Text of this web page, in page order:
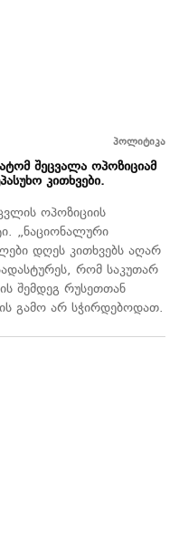
პოლიტიკა
შეცვალა ოპოზიციამ
კითხვები.
ოპოზიციის
„ნაციონალური
დღეს კითხვებს აღარ
რომ საკუთარ
შემდეგ რუსეთთან
გამო არ სჭირდებოდათ.